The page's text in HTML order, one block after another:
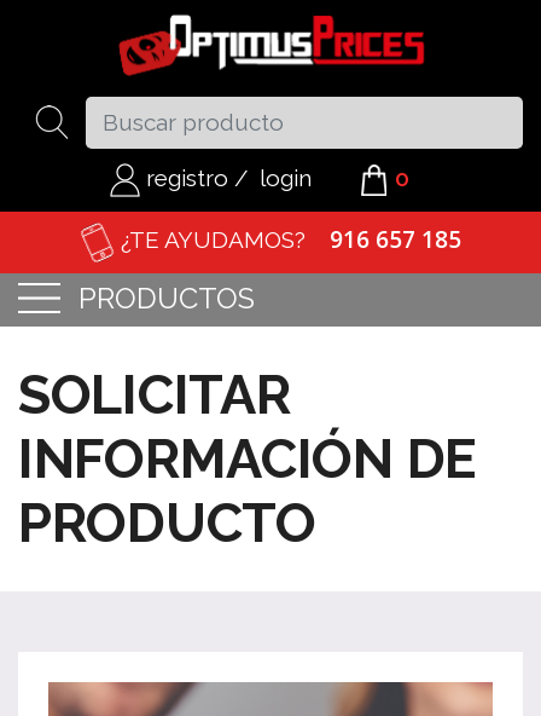
registro / login 0
PRODUCTOS
¿TE AYUDAMOS? 916 657 185
SOLICITAR
INFORMACIÓN DE
PRODUCTO